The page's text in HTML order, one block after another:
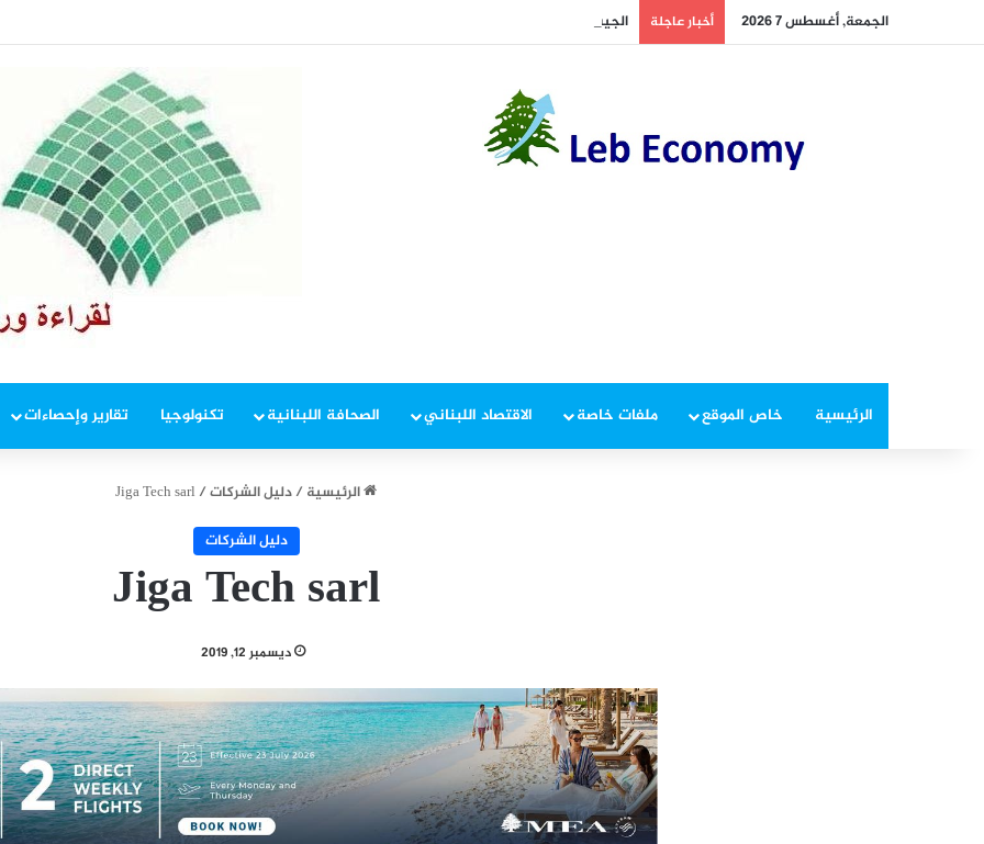
الجمعة, أغسطس 7 2026 أخبار عاجلة الجيش يوقف مطلوبين في إطار ملاحقة المخلين بالأمن
الرئيسية خاص الموقع ملفات خاصة الاقتصاد اللبناني الصحافة اللبنانية تكنولوجيا تقارير وإحصاءات
الرئيسية/دليل الشركات/
Jiga Tech sarl
دليل الشركات
Jiga Tech sarl
ديسمبر 12, 2019